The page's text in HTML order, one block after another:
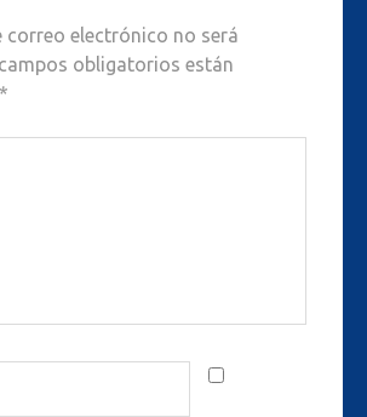
correo electrónico no será
obligatorios están
*